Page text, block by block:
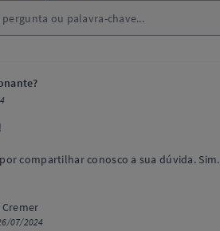
compartilhar conosco a sua dúvida. Sim.
07/2024